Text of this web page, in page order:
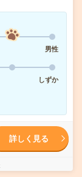
男性
しずか
詳しく見る